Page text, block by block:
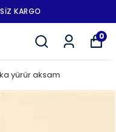
KARGO
0
yürür aksam